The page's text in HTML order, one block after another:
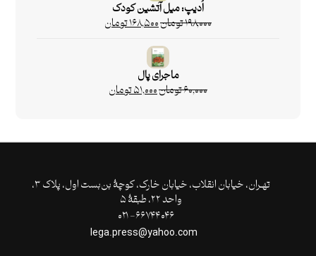
اُدیپ: میل آتشین کودک
۱۹۸,۰۰۰تومان۱۶۸,۵۰۰تومان
ماجرای پال
۶۰,۰۰۰تومان۵۱,۰۰۰تومان
تهـران،‌ خیابان انقلاب، خیابان خارک، کوچۀ بن‌بست اول، پلاک ۳،
واحد ۲۲، طبقۀ ۵